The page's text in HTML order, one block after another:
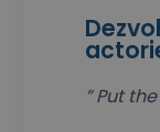
” Put